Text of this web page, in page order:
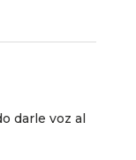
darle voz al